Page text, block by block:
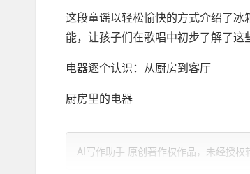
这段童谣以轻松愉快的方式介绍了
能，让孩子们在歌唱中初步了解了这
电器逐个认识：从厨房到客厅
厨房里的电器
“`
微波炉热饭菜快，汉堡披萨加热好，
AI写作助手 原创著作权作品，未经授